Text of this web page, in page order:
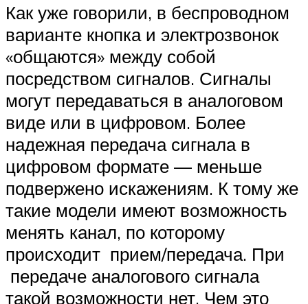
Как уже говорили, в беспроводном
варианте кнопка и электрозвонок
«общаются» между собой
посредством сигналов. Сигналы
могут передаваться в аналоговом
виде или в цифровом. Более
надежная передача сигнала в
цифровом формате — меньше
подвержено искажениям. К тому же
такие модели имеют возможность
менять канал, по которому
происходит прием/передача. При
передаче аналогового сигнала
такой возможности нет. Чем это